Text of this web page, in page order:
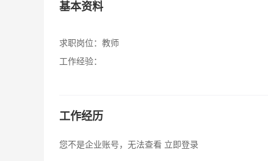
基本资料
求职岗位： 教师
工作经验：
工作经历
您不是企业账号，无法查看 立即登录